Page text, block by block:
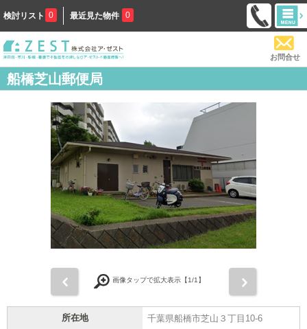
検討リスト 0 最近見た物件 0
お問合せ
船橋芝山郵便局
画像タップで拡大表示【1/1】
所在地 千葉県船橋市芝山３丁目10-6